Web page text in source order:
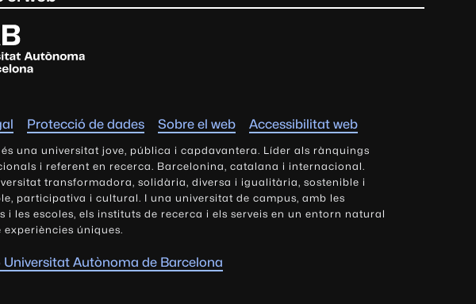
Protecció de dades Sobre el web Accessibilitat web
és una universitat jove, pública i capdavantera. Líder als rànquings
i referent en recerca. Barcelonina, catalana i internacional.
transformadora, solidària, diversa i igualitària, sostenible i
participativa i cultural. I una universitat de campus, amb les
i les escoles, els instituts de recerca i els serveis en un entorn natural
experiències úniques.
Universitat Autònoma de Barcelona